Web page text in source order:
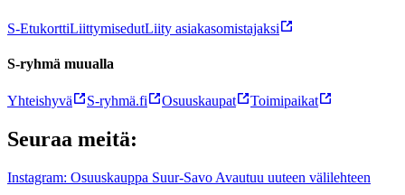
S-EtukorttiLiittymisedutLiity asiakasomistajaksi
S-ryhmä muualla
Yhteishyvä S-ryhmä.fi Osuuskaupat Toimipaikat
Seuraa meitä:
Instagram: Osuuskauppa Suur-Savo Avautuu uuteen välilehteen